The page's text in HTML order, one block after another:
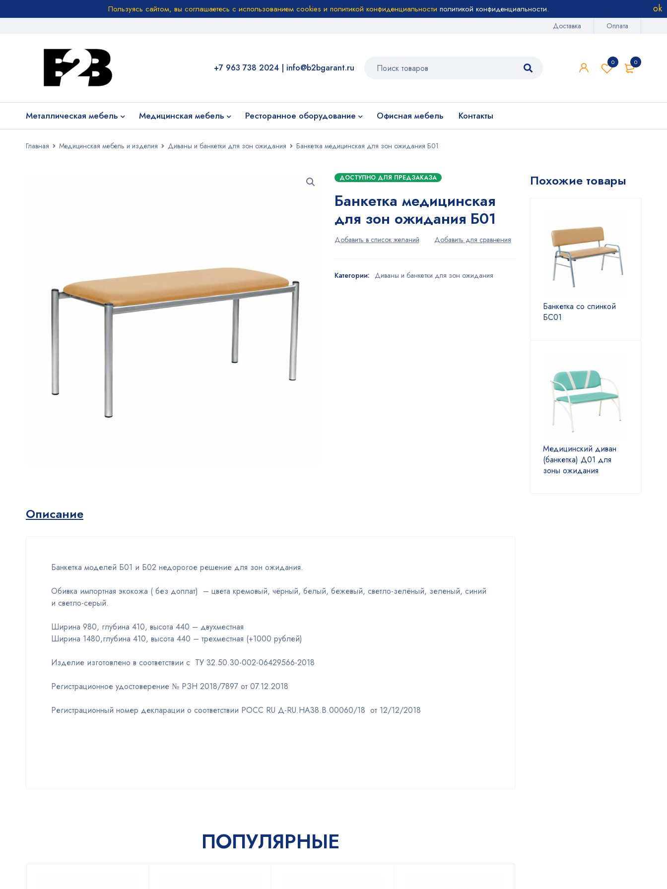
Пользуясь сайтом, вы соглашаетесь с использованием cookies и политикой конфиденциальности политикой конфиденциальности.
Доставка Оплата
0
0
+7 963 738 2024 | info@b2bgarant.ru
Металлическая мебель Медицинская мебель Ресторанное оборудование Офисная мебель Контакты
Главная Медицинская мебель и изделия Диваны и банкетки для зон ожидания Банкетка медицинская для зон ожидания Б01
ДОСТУПНО ДЛЯ ПРЕДЗАКАЗА
Банкетка медицинская
для зон ожидания Б01
Категории: Диваны и банкетки для зон ожидания
Описание
Банкетка моделей Б01 и Б02 недорогое решение для зон ожидания.
Обивка импортная экокожа ( без доплат) – цвета кремовый, чёрный, белый, бежевый, светло-зелёный, зеленый, синий
и светло-серый.
Ширина 980, глубина 410, высота 440 – двухместная
Ширина 1480,глубина 410, высота 440 – трехместная (+1000 рублей)
Изделие изготовлено в соответствии с ТУ 32.50.30-002-06429566-2018
Регистрационное удостоверение № РЗН 2018/7897 от 07.12.2018
Регистрационный номер декларации о соответствии РОСС RU Д-RU.НА38.В.00060/18 от 12/12/2018
ПОПУЛЯРНЫЕ
Похожие товары
Банкетка со спинкой
БС01
Медицинский диван
(банкетка) Д01 для
зоны ожидания